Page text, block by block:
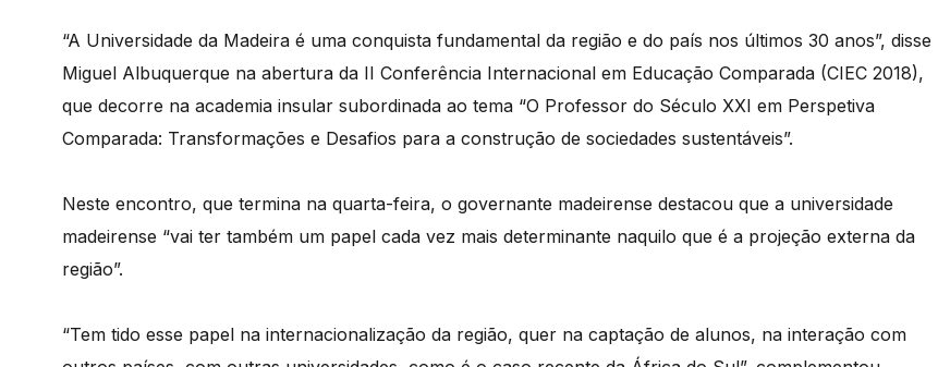
“A Universidade da Madeira é uma conquista fundamental da região e do país nos últimos 30 anos”, disse
Miguel Albuquerque na abertura da II Conferência Internacional em Educação Comparada (CIEC 2018),
que decorre na academia insular subordinada ao tema “O Professor do Século XXI em Perspetiva
Comparada: Transformações e Desafios para a construção de sociedades sustentáveis”.
Neste encontro, que termina na quarta-feira, o governante madeirense destacou que a universidade
madeirense “vai ter também um papel cada vez mais determinante naquilo que é a projeção externa da
região”.
“Tem tido esse papel na internacionalização da região, quer na captação de alunos, na interação com